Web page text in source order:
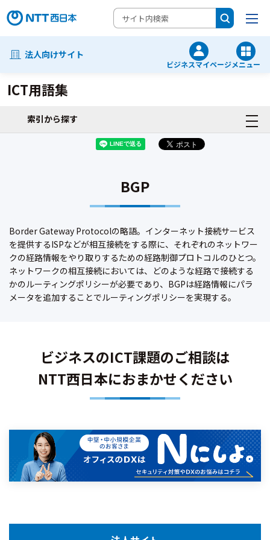
法人向けサイト
ビジネスマイページメニュー
ICT用語集
索引から探す
BGP
Border Gateway Protocolの略語。インターネット接続サービス
を提供するISPなどが相互接続をする際に、それぞれのネットワー
クの経路情報をやり取りするための経路制御プロトコルのひとつ。
ネットワークの相互接続においては、どのような経路で接続する
かのルーティングポリシーが必要であり、BGPは経路情報にパラ
メータを追加することでルーティングポリシーを実現する。
ビジネスのICT課題のご相談は
NTT西日本におまかせください